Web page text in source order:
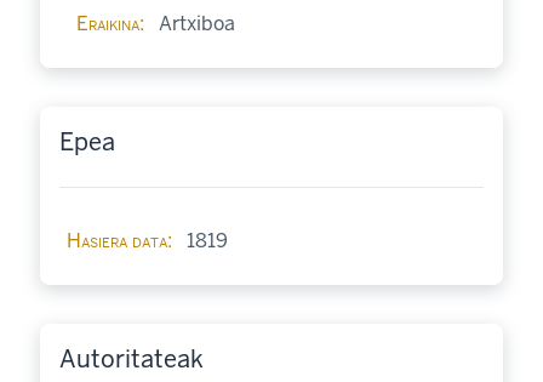
Eraikina
Artxiboa
Epea
Hasiera data 1819
Autoritateak